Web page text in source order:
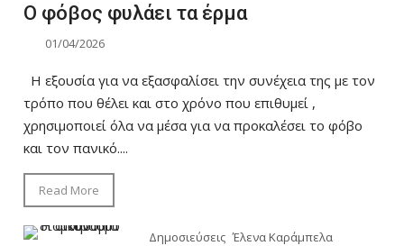
Ο φόβος φυλάει τα έρμα
01/04/2026
Η εξουσία για να εξασφαλίσει την συνέχεια της με τον
τρόπο που θέλει και στο χρόνο που επιθυμεί ,
χρησιμοποιεί όλα να μέσα για να προκαλέσει το φόβο
και τον πανικό....
Read More
Δημοσιεύσεις Έλενα Καράμπελα